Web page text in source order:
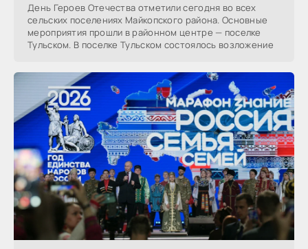
День Героев Отечества отметили сегодня во всех
сельских поселениях Майкопского района. Основные
мероприятия прошли в районном центре — поселке
Тульском. В поселке Тульском состоялось возложение